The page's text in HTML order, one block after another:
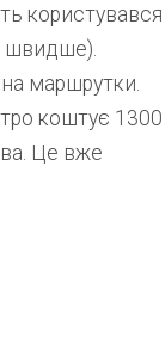
користувався
швидше).
маршрутки.
коштує 1300
Це вже